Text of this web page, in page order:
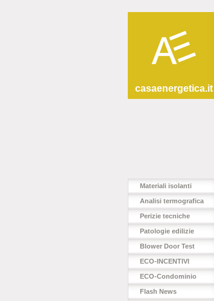
casaenergetica.it
Materiali isolanti
Analisi termografica
Perizie tecniche
Patologie edilizie
Blower Door Test
ECO-INCENTIVI
ECO-Condominio
Flash News